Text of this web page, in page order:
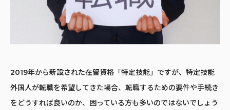
2019年から新設された在留資格「特定技能」ですが、特定技能
外国人が転職を希望してきた場合、転職するための要件や手続き
をどうすれば良いのか、困っている方も多いのではないでしょう